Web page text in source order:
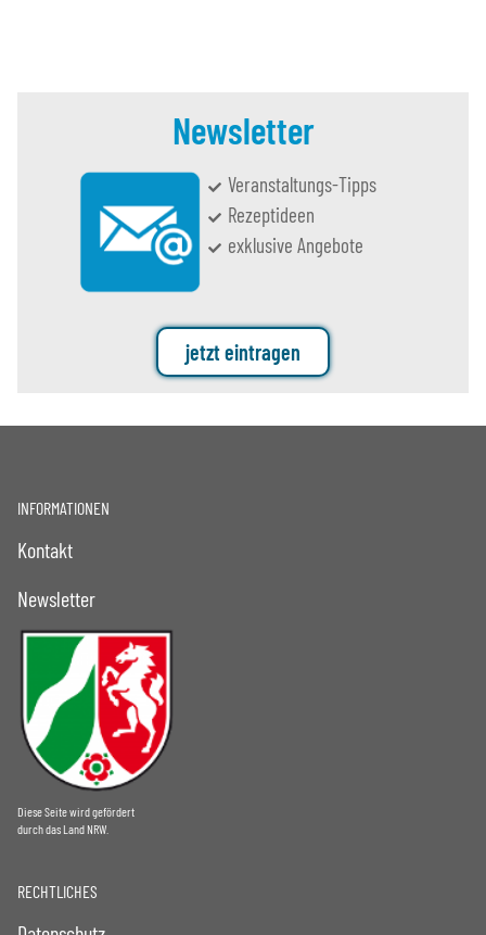
Newsletter
Veranstaltungs-Tipps
Rezeptideen
exklusive Angebote
jetzt eintragen
INFORMATIONEN
Kontakt
Newsletter
Diese Seite wird gefördert
durch das Land NRW.
RECHTLICHES